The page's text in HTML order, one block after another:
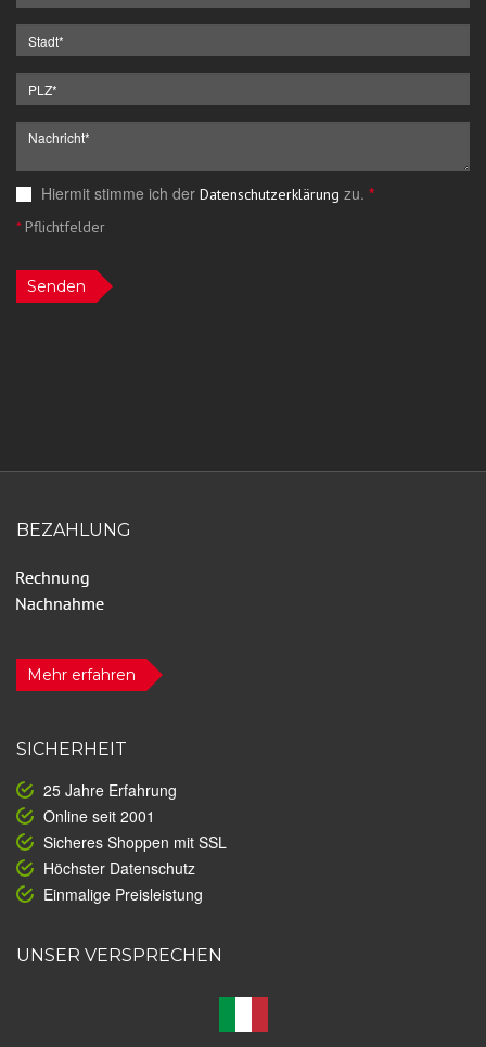
Hiermit stimme ich der Datenschutzerklärung zu. *
*Pflichtfelder
Senden
BEZAHLUNG
Mehr erfahren
SICHERHEIT
25 Jahre Erfahrung
Online seit 2001
Sicheres Shoppen mit SSL
Höchster Datenschutz
Einmalige Preisleistung
UNSER VERSPRECHEN